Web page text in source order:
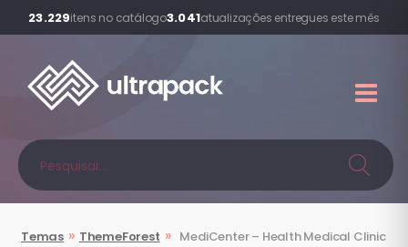
23.229itens no catálogo3.041atualizações entregues este mês
Temas » ThemeForest » MediCenter – Health Medical Clinic